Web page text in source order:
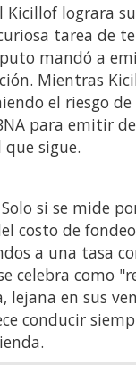
Kicillof lograra
tarea de
mandó a
Mientras
el riesgo
para emitir
sigue.
si se mide
costo de
a una tasa
celebra como
lejana en sus
conducir